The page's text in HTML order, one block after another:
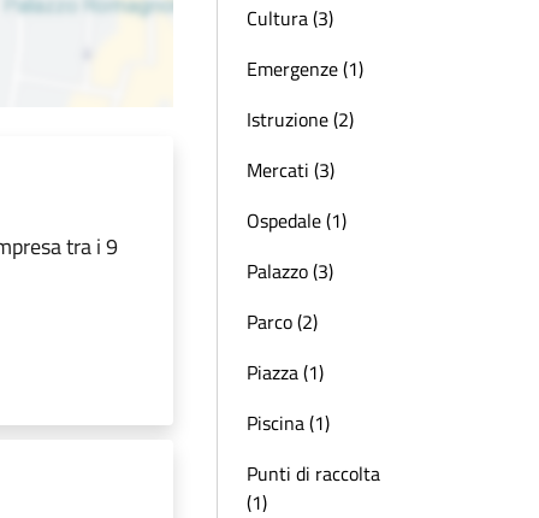
tra i 9
Cultura (3)
Emergenze (1)
Istruzione (2)
Mercati (3)
Ospedale (1)
Palazzo (3)
Parco (2)
Piazza (1)
Piscina (1)
Punti di raccolta
(1)